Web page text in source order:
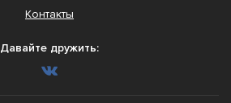
Контакты
Давайте дружить: